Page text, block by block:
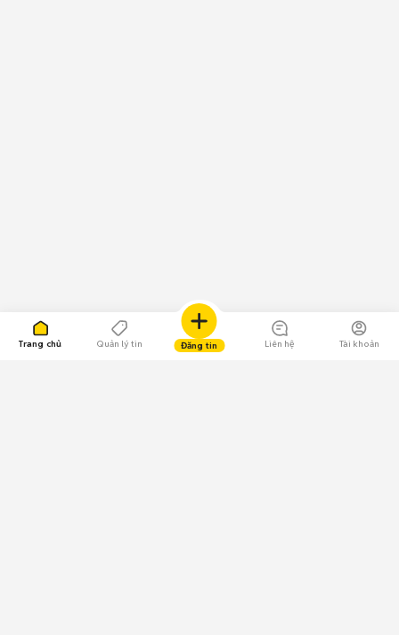
Trang chủ Quản lý tin Đăng tin Liên hệ Tài khoản